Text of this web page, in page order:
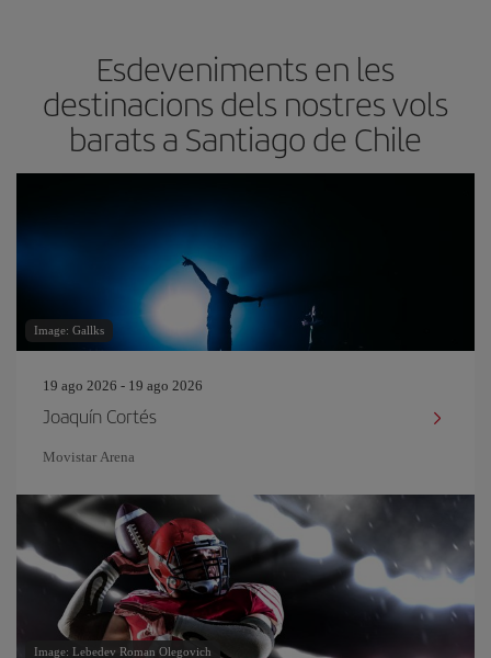
Esdeveniments en les
destinacions dels nostres vols
barats a Santiago de Chile
Image: Gallks
19 ago 2026 - 19 ago 2026
Joaquín Cortés
Movistar Arena
Image: Lebedev Roman Olegovich